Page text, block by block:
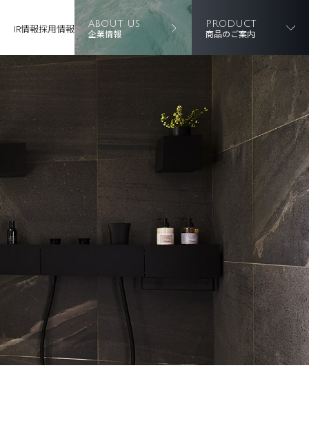
IR情報採用情報 ABOUT US
企業情報
PRODUCT
商品のご案内